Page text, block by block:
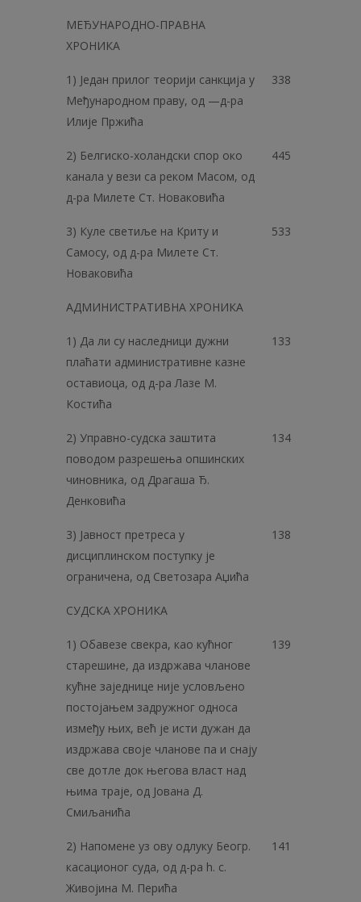
МЕЂУНАРОДНО-ПРАВНА
ХРОНИКА
1) Један прилог теорији санкција у
Међународном праву, од —д-ра
Илије Пржића
338
2) Белгиско-холандски спор око
канала у вези са реком Масом, од
д-ра Милете Ст. Новаковића
445
3) Куле светиље на Криту и
Самосу, од д-ра Милете Ст.
Новаковића
533
АДМИНИСТРАТИВНА ХРОНИКА
1) Да ли су наследници дужни
плаћати административне казне
оставиоца, од д-ра Лазе М.
Костића
133
2) Управно-судска заштита
поводом разрешења опшинских
чиновника, од Драгаша Ђ.
Денковића
134
3) Јавност претреса у
дисциплинском поступку је
ограничена, од Светозара Аџића
138
СУДСКА ХРОНИКА
1) Обавезе свекра, као кућног
старешине, да издржава чланове
кућне заједнице није условљено
постојањем задружног односа
између њих, већ је исти дужан да
издржава своје чланове па и снају
све дотле док његова власт над
њима траје, од Јована Д.
Смиљанића
139
2) Напомене уз ову одлуку Беогр.
касационог суда, од д-ра h. с.
Живојина М. Перића
141